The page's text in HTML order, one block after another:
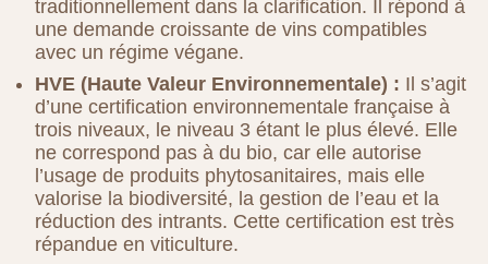
traditionnellement dans la clarification. Il répond à
une demande croissante de vins compatibles
avec un régime végane.
HVE (Haute Valeur Environnementale) : Il s’agit
d’une certification environnementale française à
trois niveaux, le niveau 3 étant le plus élevé. Elle
ne correspond pas à du bio, car elle autorise
l’usage de produits phytosanitaires, mais elle
valorise la biodiversité, la gestion de l’eau et la
réduction des intrants. Cette certification est très
répandue en viticulture.